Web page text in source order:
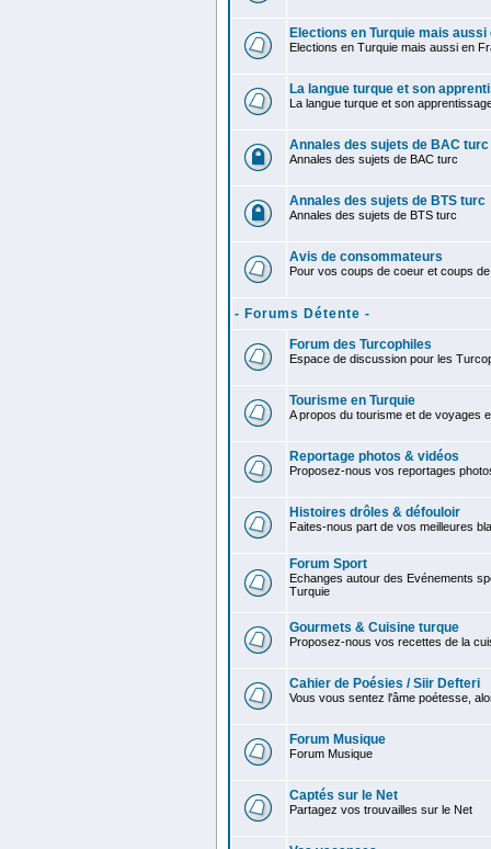
Elections en Turquie mais aussi
Elections en Turquie mais aussi en
La langue turque et son
La langue turque et son
Annales des sujets de BAC turc
Annales des sujets de BAC turc
Annales des sujets de BTS turc
Annales des sujets de BTS turc
Avis de consommateurs
Pour vos coups de coeur et coups
- Forums Détente -
Forum des Turcophiles
Espace de discussion pour les
Tourisme en Turquie
A propos du tourisme et de voyages
Reportage photos & vidéos
Proposez-nous vos reportages
Histoires drôles & défouloir
Faites-nous part de vos meilleures
Forum Sport
Echanges autour des Evénements
Turquie
Gourmets & Cuisine turque
Proposez-nous vos recettes de la
Cahier de Poésies / Siir Defteri
Vous vous sentez l'âme poétesse,
Forum Musique
Forum Musique
Captés sur le Net
Partagez vos trouvailles sur le Net